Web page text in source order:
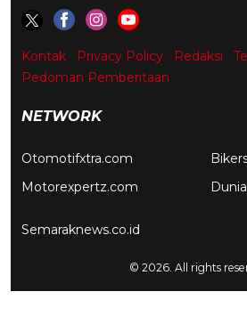
Kontak Privacy Policy Redaksi
Pedoman Pemberitaan
NETWORK
Otomotifxtra.com
Motorexpertz.com
Semaraknews.co.id
© 2026. All rights